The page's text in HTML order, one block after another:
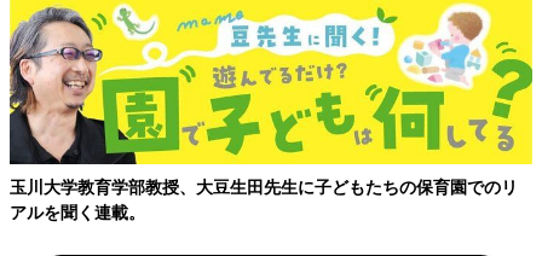
のリ
【親子で出会う、はじめての景色】成田空港から広がる親
かけガイド